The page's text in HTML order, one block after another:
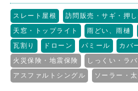
スレート屋根
訪問販売・サギ・押し
天窓・トップライト
雨どい、雨樋
瓦割り
ドローン パミール
カバ
火災保険・地震保険
しっくい・ラ
アスファルトシングル
ソーラー・